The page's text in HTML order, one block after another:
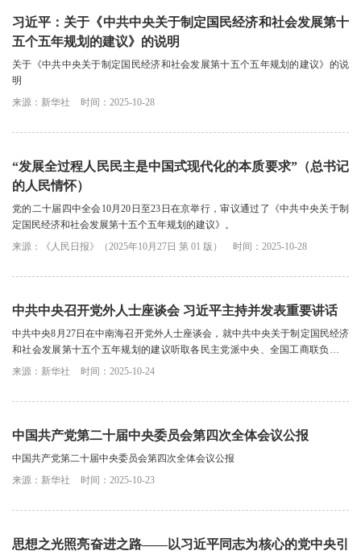
习近平：关于《中共中央关于制定国民经济和社会发展第十
五个五年规划的建议》的说明
关于《中共中央关于制定国民经济和社会发展第十五个五年规划的建议》的说
明
来源：新华社
时间：2025-10-28
“发展全过程人民民主是中国式现代化的本质要求”（总书记
的人民情怀）
党的二十届四中全会10月20日至23日在京举行，审议通过了《中共中央关于制
定国民经济和社会发展第十五个五年规划的建议》。
来源：《人民日报》（2025年10月27日 第 01 版）
时间：2025-10-28
中共中央召开党外人士座谈会 习近平主持并发表重要讲话
中共中央8月27日在中南海召开党外人士座谈会，就中共中央关于制定国民经济
和社会发展第十五个五年规划的建议听取各民主党派中央、全国工商联负责人
和无党派人士代表的意见建议。中共中央总书...
来源：新华社 时间：2025-10-24
中国共产党第二十届中央委员会第四次全体会议公报
中国共产党第二十届中央委员会第四次全体会议公报
来源：新华社
时间：2025-10-23
思想之光照亮奋进之路——以习近平同志为核心的党中央引